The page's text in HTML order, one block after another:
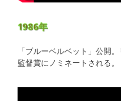
1986年
「ブルーベルベット」公開
監督賞にノミネートされる。